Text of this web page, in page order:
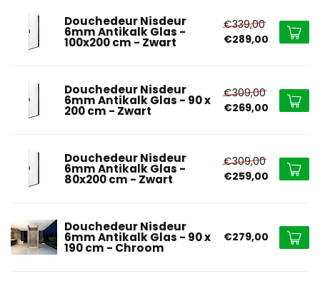
Douchedeur Nisdeur
6mm Antikalk Glas -
100x200 cm - Zwart
€339,00
€289,00
Douchedeur Nisdeur
6mm Antikalk Glas - 90 x
200 cm - Zwart
€309,00
€269,00
Douchedeur Nisdeur
6mm Antikalk Glas -
80x200 cm - Zwart
€309,00
€259,00
Douchedeur Nisdeur
6mm Antikalk Glas - 90 x
190 cm - Chroom
€279,00